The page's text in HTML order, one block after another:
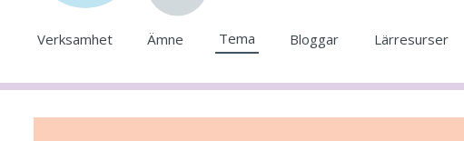
Verksamhet Ämne Tema Bloggar Lärresurser